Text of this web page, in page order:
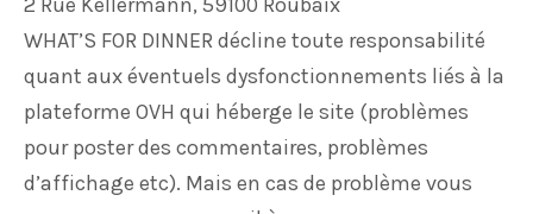
WHAT’S FOR DINNER décline toute responsabilité
quant aux éventuels dysfonctionnements liés à la
plateforme OVH qui héberge le site (problèmes
pour poster des commentaires, problèmes
d’affichage etc). Mais en cas de problème vous